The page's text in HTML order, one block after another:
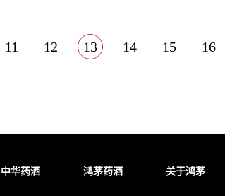
11 12 13 14 15 16
中华药酒 鸿茅药酒 关于鸿茅